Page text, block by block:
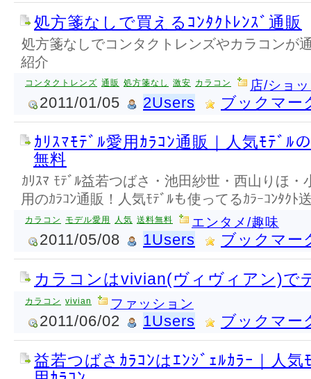
処方箋なしで買えるｺﾝﾀｸﾄﾚﾝｽﾞ通販
処方箋なしでコンタクトレンズやカラコンが
紹介
コンタクトレンズ 通販 処方箋なし 激安 カラコン 店/ショ
2011/01/05 2Users ブックマー
ｶﾘｽﾏﾓﾃﾞﾙ愛用ｶﾗｺﾝ通販｜人気ﾓﾃﾞﾙ
無料
ｶﾘｽﾏ ﾓﾃﾞﾙ益若つばさ・池田紗世・西山りほ
用のｶﾗｺﾝ通販！人気ﾓﾃﾞﾙも使ってるｶﾗｰｺﾝﾀｸﾄ
カラコン モデル愛用 人気 送料無料 エンタメ/趣味
2011/05/08 1Users ブックマー
カラコンはvivian(ヴィヴィアン)で
カラコン vivian ファッション
2011/06/02 1Users ブックマー
益若つばさｶﾗｺﾝはｴﾝｼﾞｪﾙｶﾗｰ｜人